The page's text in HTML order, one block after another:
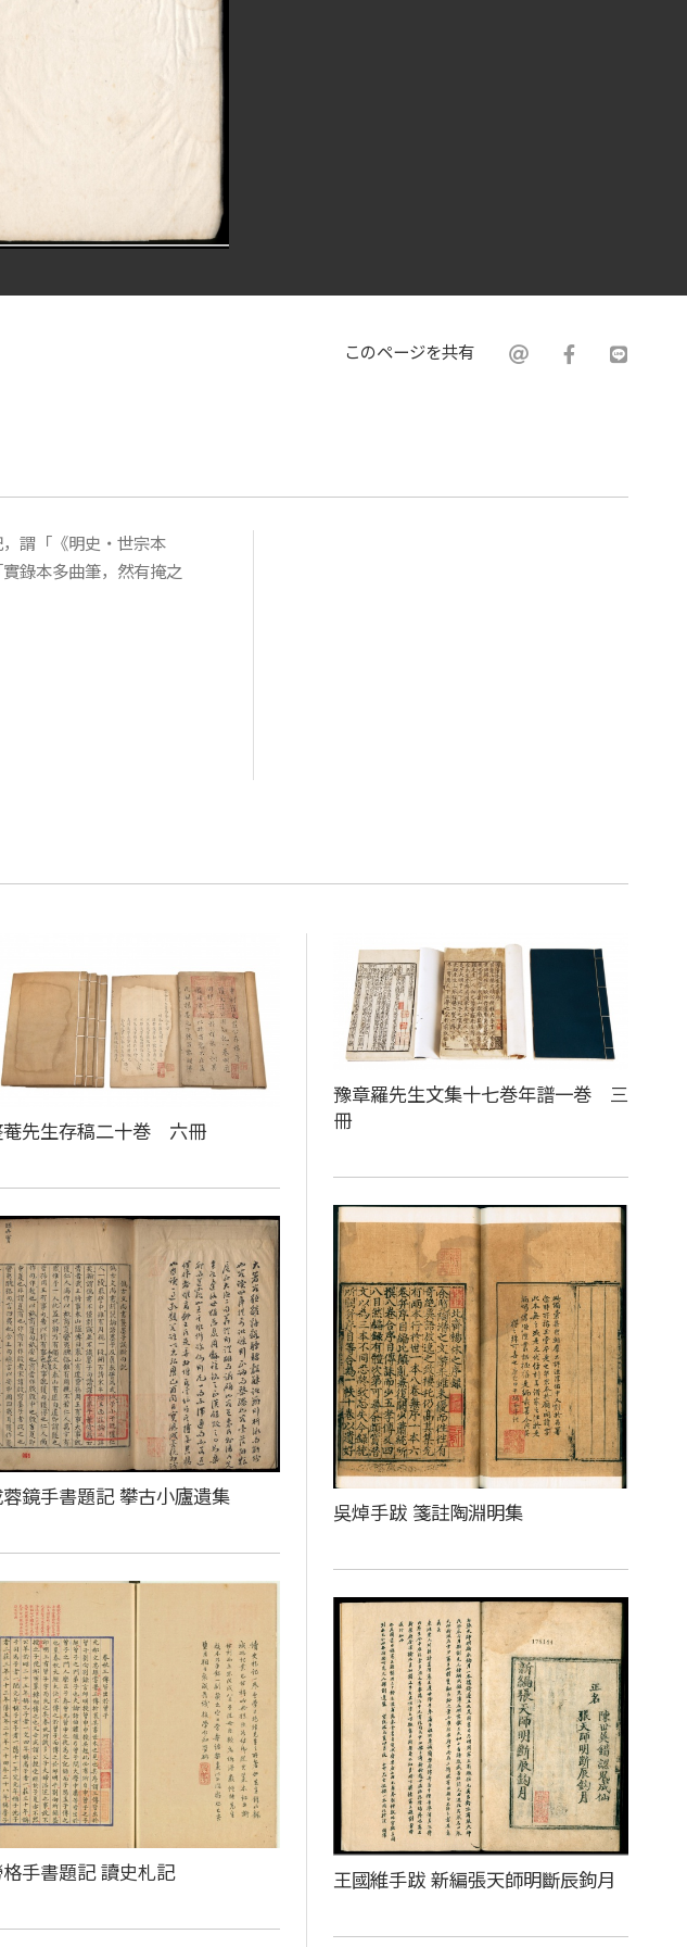
このページを共有
，謂「《明史‧世宗本
錄本多曲筆，然有掩之
菴先生存稿二十巻 六冊
豫章羅先生文集十七巻年譜一巻 三
冊
吳焯手跋 箋註陶淵明集
鏡手書題記 攀古小廬遺集
手書題記 讀史札記
王國維手跋 新編張天師明斷辰鉤月